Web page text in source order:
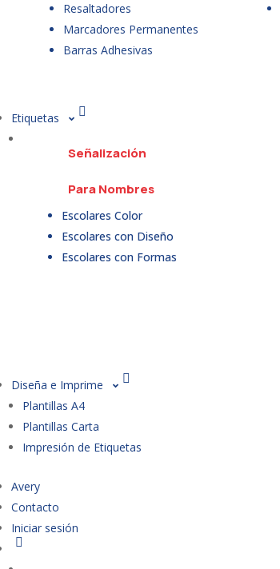
Resaltadores
Marcadores Permanentes
Barras Adhesivas
Etiquetas
Señalización
Para Nombres
Escolares Color
Escolares con Diseño
Escolares con Formas
Diseña e Imprime
Plantillas A4
Plantillas Carta
Impresión de Etiquetas
Avery
Contacto
Iniciar sesión